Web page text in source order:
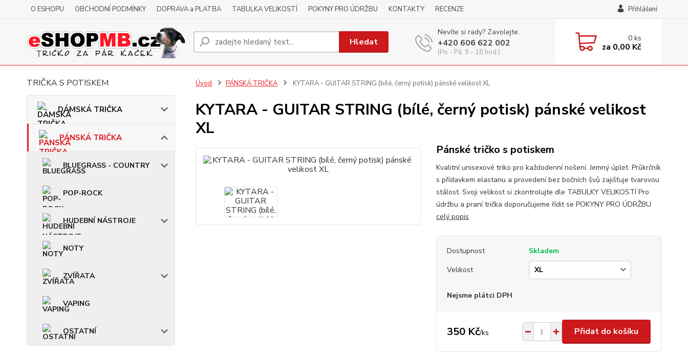
O ESHOPU OBCHODNÍ PODMÍNKY DOPRAVA a PLATBA TABULKA VELIKOSTÍ POKYNY PRO ÚDRŽBU KONTAKTY RECENZE Přihlášení
Hledat
Nevíte si rady? Zavolejte.
+420 606 622 002
(Po - Pá, 9 - 18 hod.)
0ks
za 0,00 Kč
TRIČKA S POTISKEM
DÁMSKÁ TRIČKA
PÁNSKÁ TRIČKA
BLUEGRASS - COUNTRY
POP-ROCK
HUDEBNÍ NÁSTROJE
NOTY
ZVÍŘATA
VAPING
OSTATNÍ
Úvod PÁNSKÁ TRIČKA KYTARA - GUITAR STRING (bílé, černý potisk) pánské velikost XL
KYTARA - GUITAR STRING (bílé, černý potisk) pánské velikost
XL
Pánské tričko s potiskem
Kvalitní unisexové triko pro každodenní nošení. Jemný úplet. Průkrčník
s přídavkem elastanu a provedení bez bočních švů zajišťuje tvarovou
stálost. Svoji velikost si zkontrolujte dle TABULKY VELIKOSTÍ Pro
údržbu a praní trička doporučujeme řídit se POKYNY PRO ÚDRŽBU
celý popis
Dostupnost
Skladem
Velikost
Nejsme plátci DPH
350 Kč/ks Přidat do košíku